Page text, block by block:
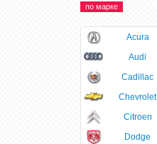
по марке
Acura
Audi
Cadillac
Chevrolet
Citroen
Dodge